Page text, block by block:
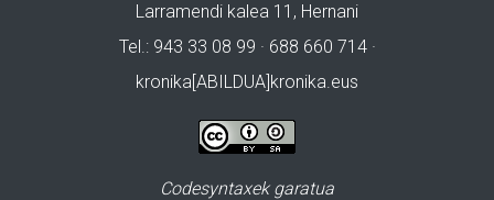
Larramendi kalea 11, Hernani
Tel.: 943 33 08 99 · 688 660 714 ·
kronika[ABILDUA]kronika.eus
Codesyntaxek garatua